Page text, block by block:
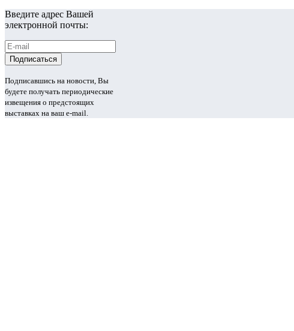
Введите адрес Вашей
электронной почты:
Подписавшись на новости, Вы
будете получать периодические
извещения о предстоящих
выставках на ваш e-mail.